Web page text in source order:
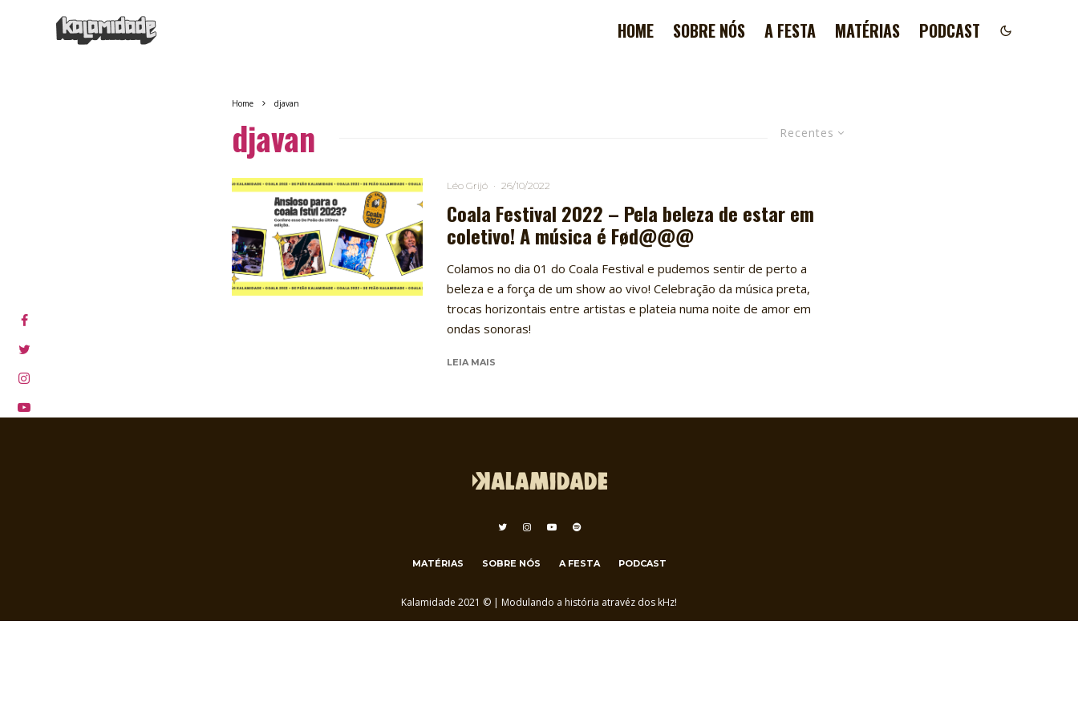
HOME SOBRE NÓS A FESTA MATÉRIAS PODCAST
Home djavan
Recentes
djavan
Léo Grijó · 26/10/2022
Coala Festival 2022 – Pela beleza de estar em
coletivo! A música é Fød@@@
Colamos no dia 01 do Coala Festival e pudemos sentir de perto a
beleza e a força de um show ao vivo! Celebração da música preta,
trocas horizontais entre artistas e plateia numa noite de amor em
ondas sonoras!
LEIA MAIS
MATÉRIAS SOBRE NÓS A FESTA PODCAST
Kalamidade 2021 © | Modulando a história atravéz dos kHz!